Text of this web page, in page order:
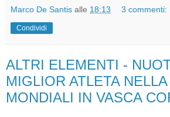
Marco De Santis alle 18:13 3 commenti:
Condividi
ALTRI ELEMENTI -
MIGLIOR ATLETA
MONDIALI IN VASCA